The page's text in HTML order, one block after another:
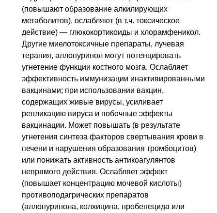
(повышают образование алкилирующих
метаболитов), ослабляют (в т.ч. токсическое
действие) — глюкокортикоиды и хлорамфеникол.
Другие миелотоксичные препараты, лучевая
терапия, аллопуринол могут потенцировать
угнетение функции костного мозга. Ослабляет
эффективность иммунизации инактивированными
вакцинами; при использовании вакцин,
содержащих живые вирусы, усиливает
репликацию вируса и побочные эффекты
вакцинации. Может повышать (в результате
угнетения синтеза факторов свертывания крови в
печени и нарушения образования тромбоцитов)
или понижать активность антикоагулянтов
непрямого действия. Ослабляет эффект
(повышает концентрацию мочевой кислоты)
противоподагрических препаратов
(аллопуринола, колхицина, пробенецида или